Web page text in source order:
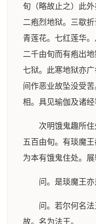
旬（略故止之）此外
二疱烈地狱。三歇
青莲花。七红莲华
二千由旬而有疱出
七狱。此寒地狱亦
间作恶业故坠没受
相。具见瑜伽及诸经
次明饿鬼趣所
五百由旬。有琰魔
为本有饿鬼住处。展
问。是琰魔王亦
问。若尔何名
故。名为法王。